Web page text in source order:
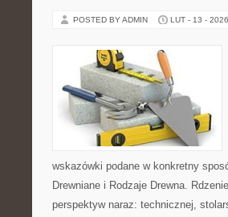
POSTED BY ADMIN LUT - 13 - 2026
wskazówki podane w konkretny
Drewniane i Rodzaje Drewna.
perspektyw naraz: technicznej,